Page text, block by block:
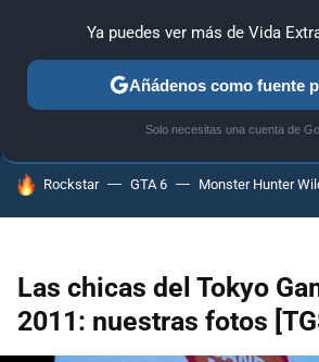
ANÁLISIS GUÍAS Y TRUCOS PC
HOY SE HABLA DE
Rockstar GTA 6 Monster Hunter
Las chicas del Tokyo
2011: nuestras fotos
Ya puedes ver más de Vida
Añádenos como fuente
Solo necesitas una cuenta de